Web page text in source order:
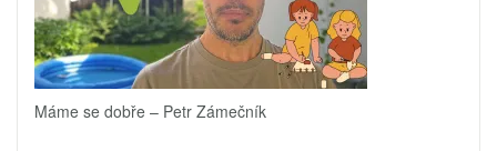
Máme se dobře – Petr Zámečník